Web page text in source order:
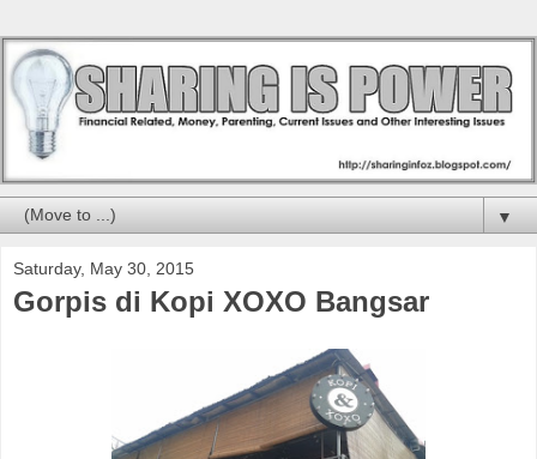
▼
Saturday, May 30, 2015
Gorpis di Kopi XOXO Bangsar